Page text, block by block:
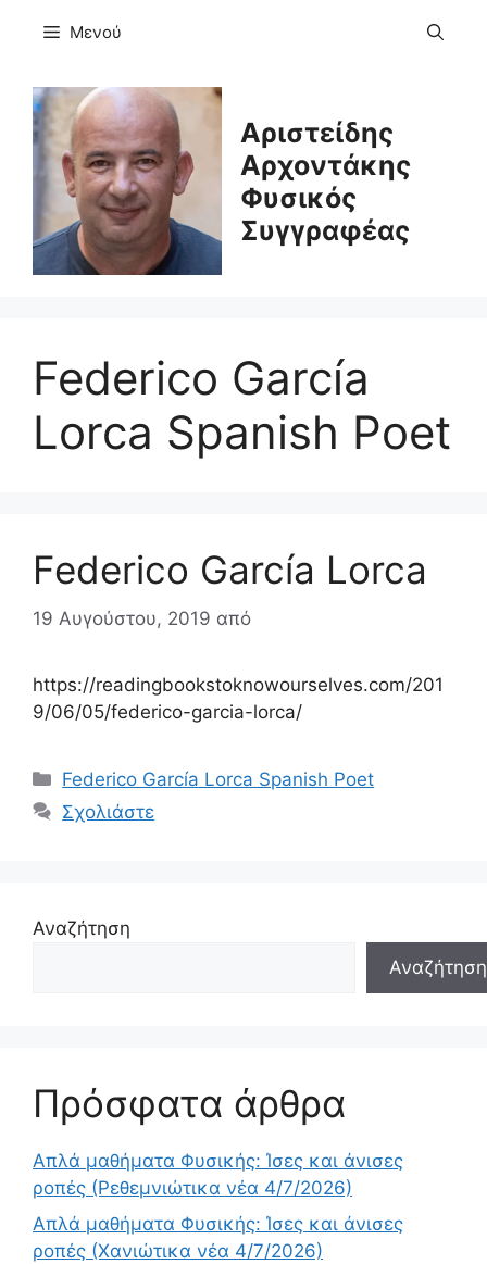
Μενού
Αριστείδης
Αρχοντάκης
Φυσικός
Συγγραφέας
Federico García
Lorca Spanish Poet
Federico García Lorca
19 Αυγούστου, 2019 από
https://readingbookstoknowourselves.com/201
9/06/05/federico-garcia-lorca/
Κατηγορίες
Federico García Lorca Spanish Poet
Σχολιάστε
Αναζήτηση
Αναζήτηση
Πρόσφατα άρθρα
Απλά μαθήματα Φυσικής: Ίσες και άνισες
ροπές (Ρεθεμνιώτικα νέα 4/7/2026)
Απλά μαθήματα Φυσικής: Ίσες και άνισες
ροπές (Χανιώτικα νέα 4/7/2026)